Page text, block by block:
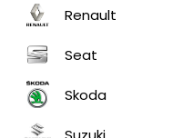
Renault
Seat
Skoda